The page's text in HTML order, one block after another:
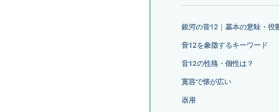
銀河の音12｜基本の意味・役
音12を象徴するキーワード
音12の性格・個性は？
寛容で懐が広い
器用